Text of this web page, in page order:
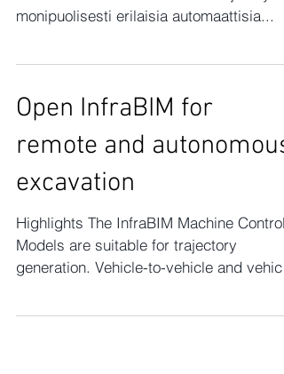
The Smart Excavator
(Bobcat E85) of
University of Oulu, 2023
Oulun yliopisto on kehittänyt autonomisen
monipuolisesti erilaisia automaattisia...
Open InfraBIM for